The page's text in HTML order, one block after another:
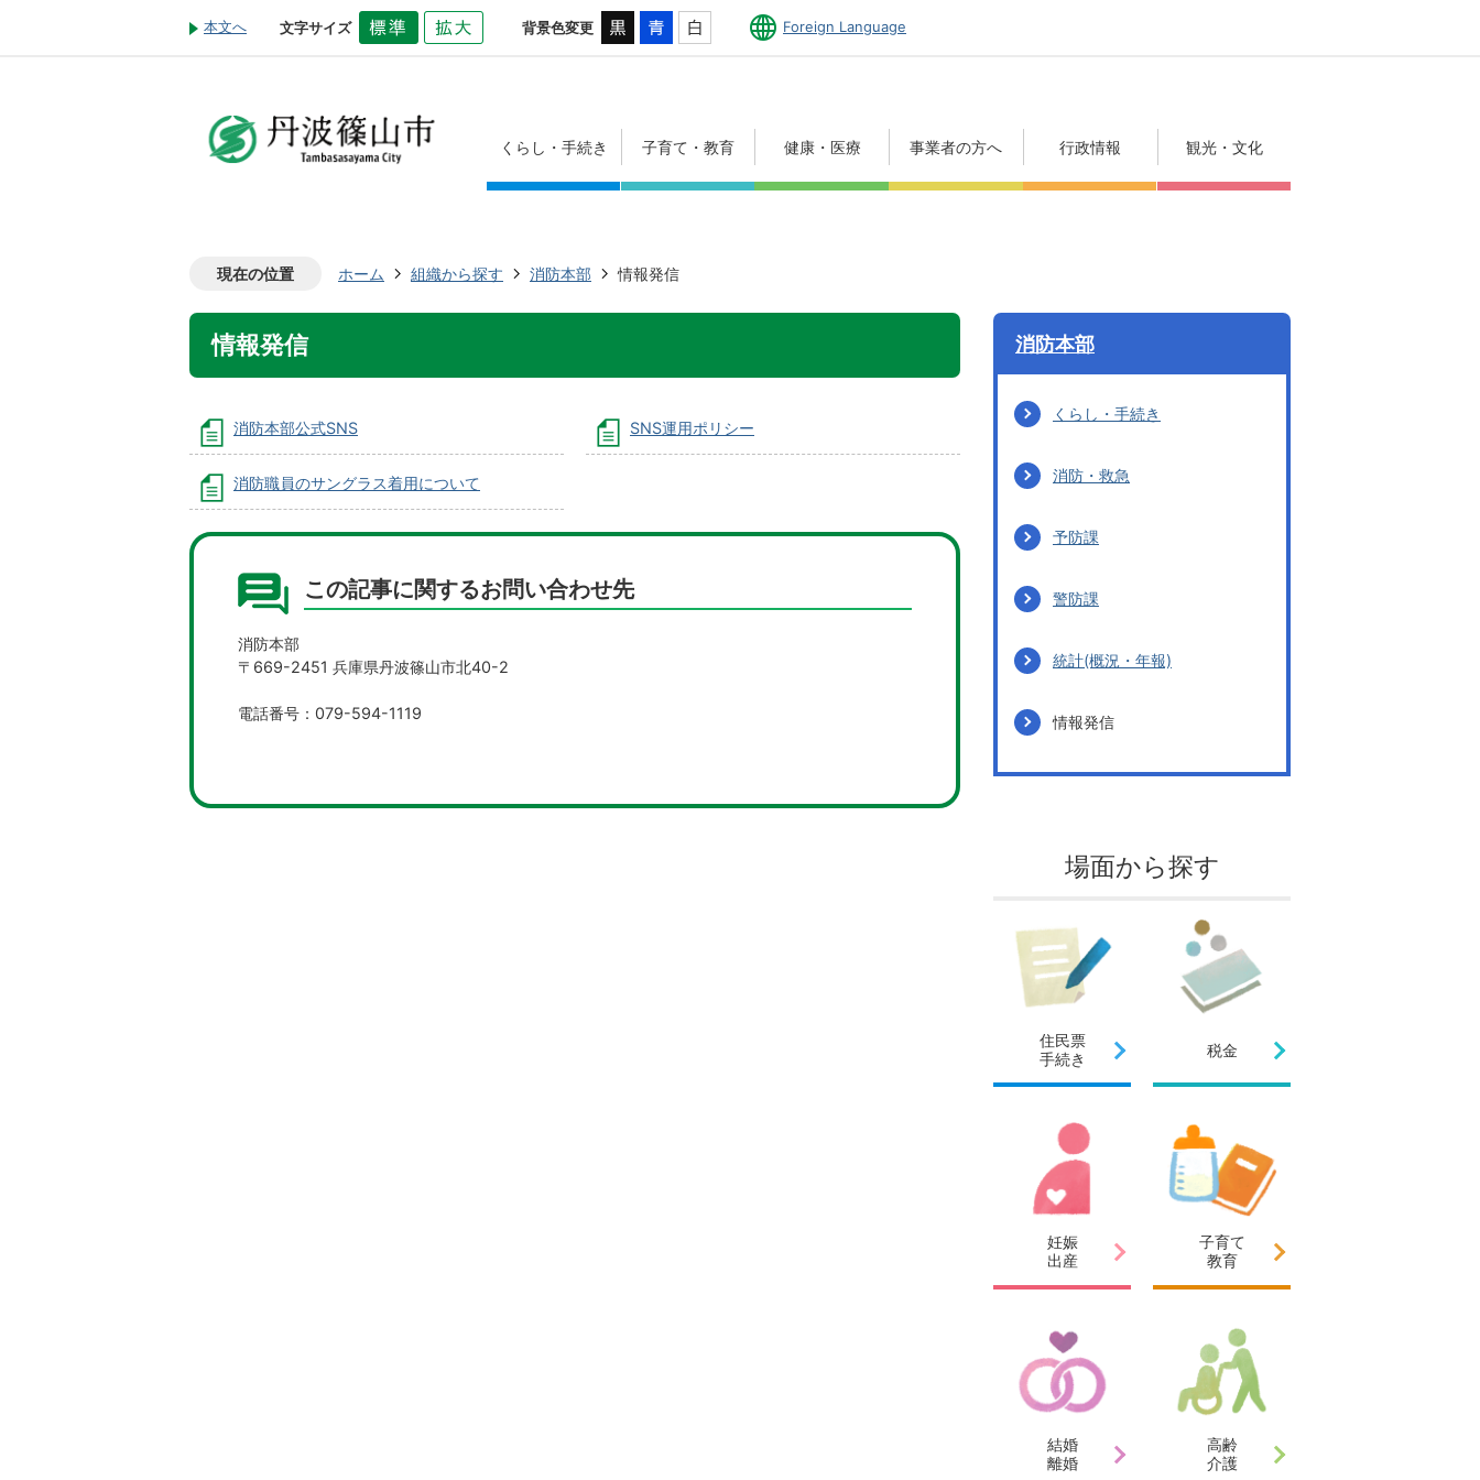
本文へ 文字サイズ 背景色変更 Foreign Language
くらし・手続き 子育て・教育 健康・医療 事業者の方へ 行政情報 観光・文化
現在の位置 ホーム 組織から探す 消防本部 情報発信
情報発信
消防本部公式SNS SNS運用ポリシー
消防職員のサングラス着用について
この記事に関するお問い合わせ先
消防本部
〒669-2451 兵庫県丹波篠山市北40-2
電話番号：079-594-1119
消防本部
くらし・手続き
消防・救急
予防課
警防課
統計(概況・年報)
情報発信
場面から探す
住民票
手続き
税金
妊娠
出産
子育て
教育
結婚
離婚
高齢
介護